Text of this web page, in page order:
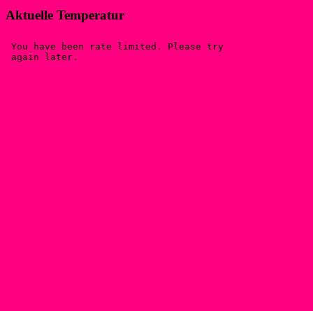
Aktuelle Temperatur